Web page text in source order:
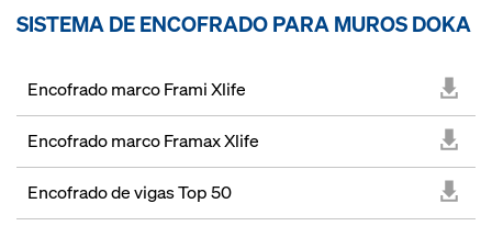
SISTEMA DE ENCOFRADO PARA MUROS DOKA
Encofrado marco Frami Xlife
Encofrado marco Framax Xlife
Encofrado de vigas Top 50